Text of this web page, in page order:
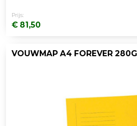
Prijs:
€ 81,50